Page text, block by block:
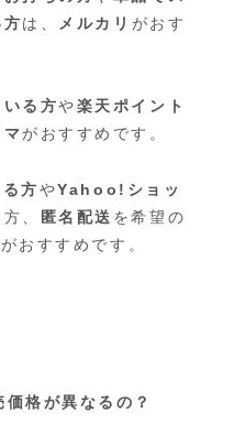
は、 メルカリ がおす
いる方や楽天ポイント
がおすすめです。
方やYahoo!ショッ
、 匿名配送 を希望の
がおすすめです。
格が異なるの？